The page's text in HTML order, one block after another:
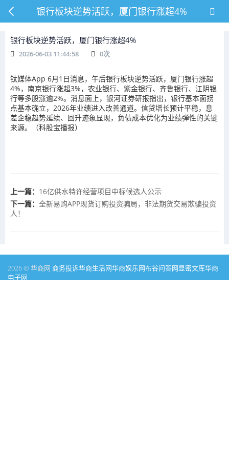
银行板块逆势活跃，厦门银行涨超4%
银行板块逆势活跃，厦门银行涨超4%
2026-06-03 11:44:58 0次
钛媒体App 6月1日消息，午后银行板块逆势活跃，厦门银行涨超
4%，南京银行涨超3%，农业银行、紫金银行、齐鲁银行、江阴银
行等多股涨逾2%。消息面上，银河证券研报指出，银行基本面拐
点基本确立，2026年业绩进入改善通道。信贷增长预计平稳，息
差企稳趋势延续、回升迹象显现，负债成本优化为业绩弹性的关键
来源。（科股宝播报）
上一篇： 16亿供水特许经营项目中标候选人公示
下一篇： 全新易购APP现货订购投资骗局，非法期货交易欺骗投资
人！
2026 © 华商网 商务投诉华商生活网华商娱乐网布谷问答网显密文库华商
电子网